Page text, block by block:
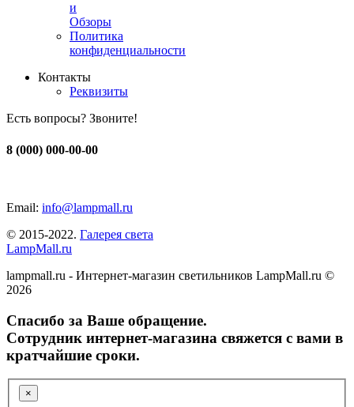
и
Обзоры
Политика
конфиденциальности
Контакты
Реквизиты
Есть вопросы? Звоните!
8 (000) 000-00-00
Email: info@lampmall.ru
© 2015-2022. Галерея света
LampMall.ru
lampmall.ru - Интернет-магазин светильников LampMall.ru ©
2026
Спасибо за Ваше обращение.
Сотрудник интернет-магазина свяжется с вами в
кратчайшие сроки.
×